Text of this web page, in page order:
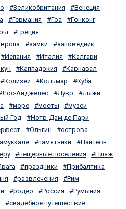
Великобритания
Венеция
Германия Гоа
Гонконг
Греция
замки
заповедник
Испания Италия
Калгари
Каппадокия
Карнавал
Колизей Кольмар
Куба
Лос-Анджелес Лувр
лыжи
море мосты
музеи
Год
Нотр-Дам де Пари
Ольгин
острова
памятники
Пантеон
пещерные поселения
Пляж
праздники
Прибалтика
развлечения
Рим
родео Россия
Румыния
свадебное путешествие